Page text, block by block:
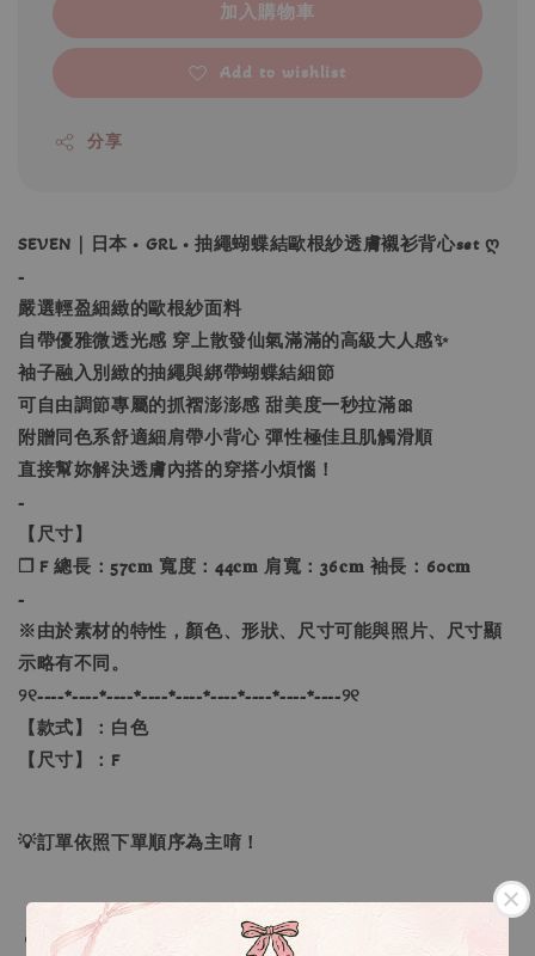
加入購物車
Add to wishlist
分享
SEVEN｜日本 • GRL • 抽繩蝴蝶結歐根紗透膚襯衫背心set ღ
-
嚴選輕盈細緻的歐根紗面料
自帶優雅微透光感 穿上散發仙氣滿滿的高級大人感✨
袖子融入別緻的抽繩與綁帶蝴蝶結細節
可自由調節專屬的抓褶澎澎感 甜美度一秒拉滿🎀
附贈同色系舒適細肩帶小背心 彈性極佳且肌觸滑順
直接幫妳解決透膚內搭的穿搭小煩惱！
-
【尺寸】
❐ F 總長：57𝐜𝐦 寬度：44𝐜𝐦 肩寬：36𝐜𝐦 袖長：60𝐜𝐦
-
※由於素材的特性，顏色、形狀、尺寸可能與照片、尺寸顯
示略有不同。
୨୧----*----*----*----*----*----*----*----*----୨୧
【款式】：白色
【尺寸】：F
💡訂單依照下單順序為主唷！
🔍IG搜尋：Sevenjewelry.co